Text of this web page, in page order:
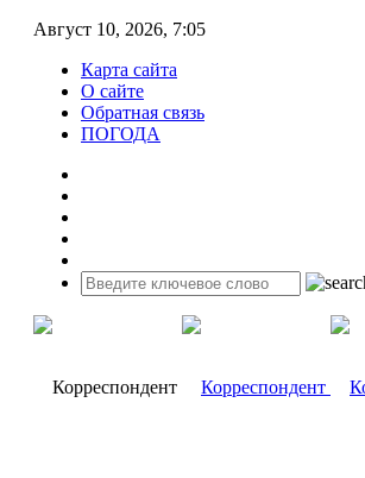
Август 10, 2026, 7:05
Карта сайта
О сайте
Обратная связь
ПОГОДА